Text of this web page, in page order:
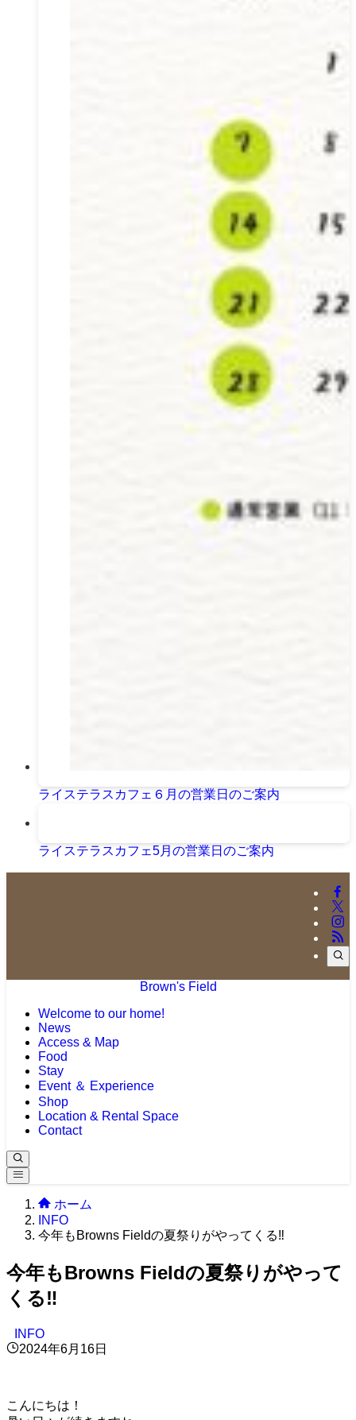
ライステラスカフェ６月の営業日のご案内
ライステラスカフェ5月の営業日のご案内
Brown's Field
Welcome to our home!
News
Access & Map
Food
Stay
Event ＆ Experience
Shop
Location & Rental Space
Contact
ホーム
INFO
今年もBrowns Fieldの夏祭りがやってくる‼
今年もBrowns Fieldの夏祭りがやって
くる‼
INFO
2024年6月16日
こんにちは！